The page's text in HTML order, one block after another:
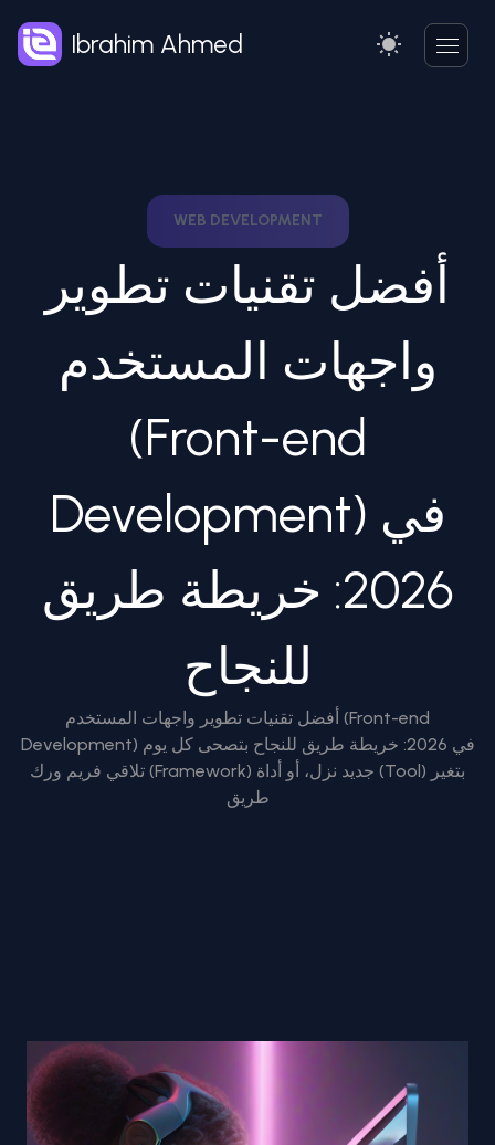
Ibrahim Ahmed
WEB DEVELOPMENT
أفضل تقنيات تطوير
واجهات المستخدم
(Front-end
Development) في
2026: خريطة طريق
للنجاح
أفضل تقنيات تطوير واجهات المستخدم (Front-end
Development) في 2026: خريطة طريق للنجاح بتصحى كل يوم
تلاقي فريم ورك (Framework) جديد نزل، أو أداة (Tool) بتغير
طريق